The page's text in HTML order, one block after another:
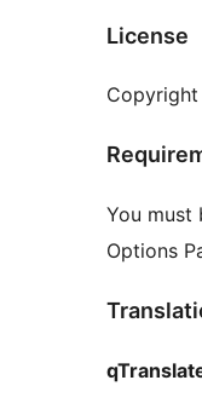
License
You must
Options